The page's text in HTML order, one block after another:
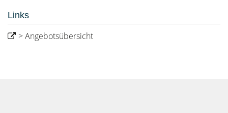
Links
> Angebotsübersicht